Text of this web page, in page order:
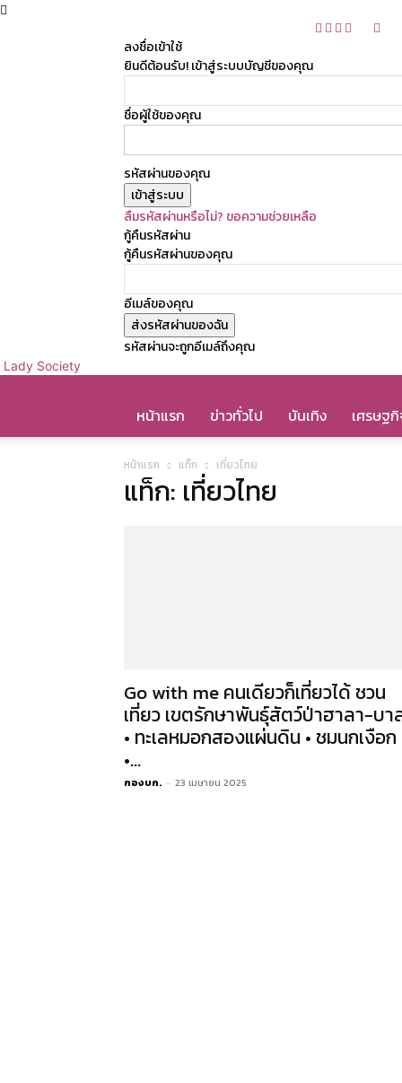
ลงชื่อเข้าใช้
ยินดีต้อนรับ! เข้าสู่ระบบบัญชีของคุณ
ชื่อผู้ใช้ของคุณ
รหัสผ่านของคุณ
ลืมรหัสผ่านหรือไม่? ขอความช่วยเหลือ
กู้คืนรหัสผ่าน
กู้คืนรหัสผ่านของคุณ
อีเมล์ของคุณ
รหัสผ่านจะถูกอีเมล์ถึงคุณ
Lady Society
หน้าแรก ข่าวทั่วไป บันเทิง เศรษฐ
หน้าแรก แท็ก เที่ยวไทย
แท็ก: เที่ยวไทย
Go with me คนเดียวก็เที่ยวได้ ชวน
เที่ยว เขตรักษาพันธุ์สัตว์ป่าฮาลา-บา
• ทะเลหมอกสองแผ่นดิน • ชมนกเงือก
•...
กองบก. - 23 เมษายน 2025